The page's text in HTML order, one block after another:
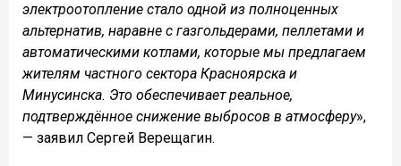
электроотопление стало одной из полноценных
альтернатив, наравне с газгольдерами, пеллетами и
автоматическими котлами, которые мы предлагаем
жителям частного сектора Красноярска и
Минусинска. Это обеспечивает реальное,
подтверждённое снижение выбросов в атмосферу»,
— заявил Сергей Верещагин.